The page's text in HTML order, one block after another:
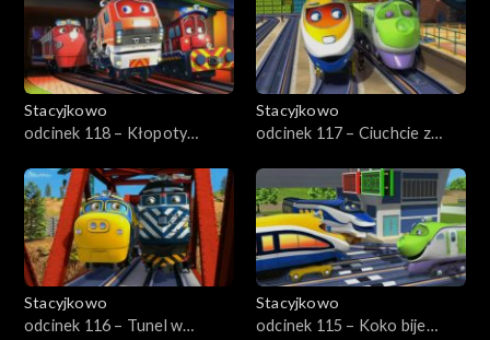
Stacyjkowo
odcinek 118 – Kłopoty
Stacyjkowo
odcinek 117 – Ciuchcie z
Stacyjkowo
odcinek 116 – Tunel w
Stacyjkowo
odcinek 115 – Koko bije